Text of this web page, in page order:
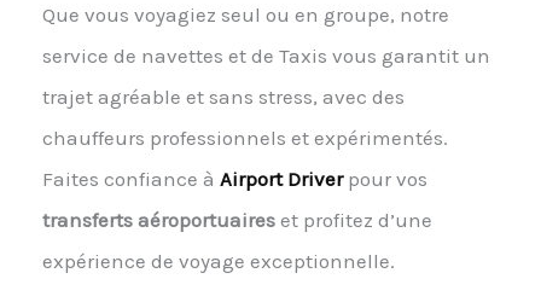
Que vous voyagiez seul ou en groupe, notre
service de navettes et de Taxis vous garantit un
trajet agréable et sans stress, avec des
chauffeurs professionnels et expérimentés.
Faites confiance à Airport Driver pour vos
transferts aéroportuaireset profitez d’une
expérience de voyage exceptionnelle.